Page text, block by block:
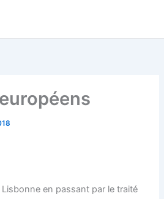
Lisbonne en passant par le traité